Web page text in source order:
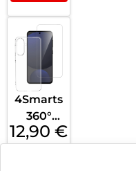
rent
4Smarts
360°
Protecti
12,90 €
inkl. MwSt.